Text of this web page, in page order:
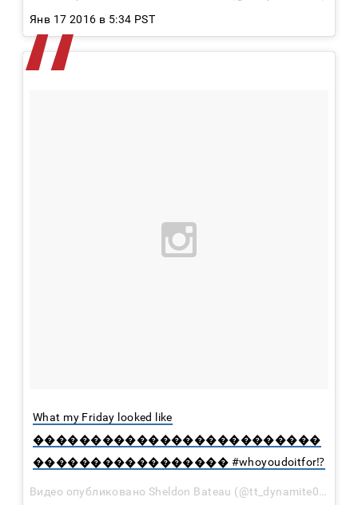
Янв 17 2016 в 5:34 PST
What my Friday looked like
�������������������������
����������������� #whoyoudoitfor⁉️